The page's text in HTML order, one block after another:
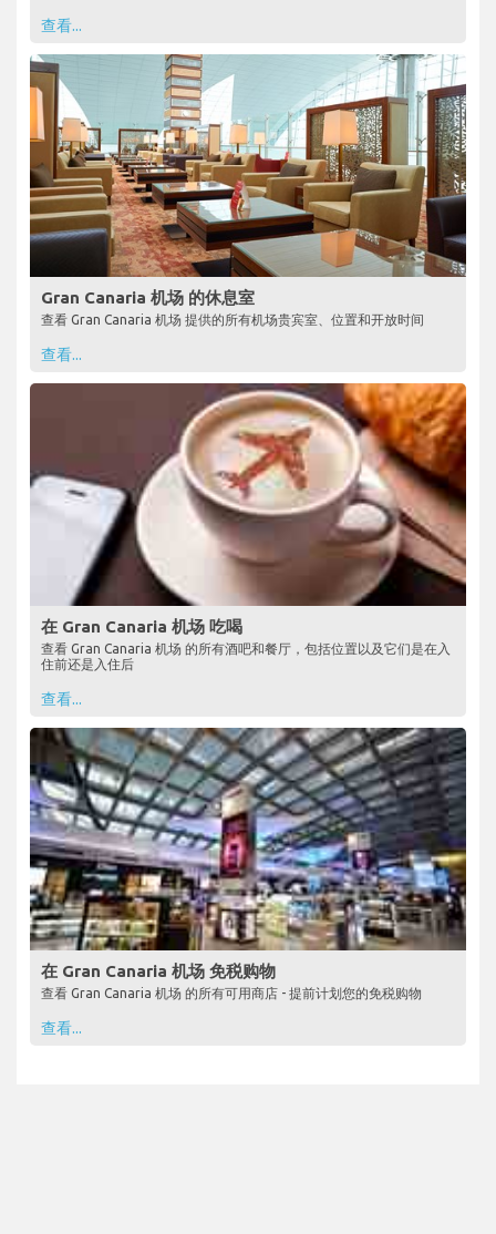
查看...
Gran Canaria 机场 的休息室
查看 Gran Canaria 机场 提供的所有机场贵宾室、位置和开放时间
查看...
在 Gran Canaria 机场 吃喝
查看 Gran Canaria 机场 的所有酒吧和餐厅，包括位置以及它们是在入
住前还是入住后
查看...
在 Gran Canaria 机场 免税购物
查看 Gran Canaria 机场 的所有可用商店 - 提前计划您的免税购物
查看...